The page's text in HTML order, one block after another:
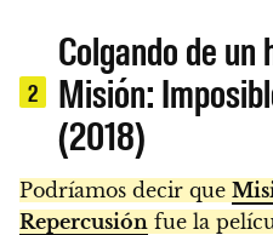
2
Colgando de
Misión:
(2018)
Podríamos decir que
Repercusión fue la